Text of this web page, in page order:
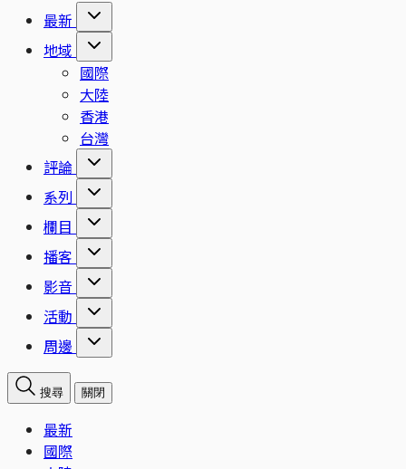
最新
地域
國際
大陸
香港
台灣
評論
系列
欄目
播客
影音
活動
周邊
搜尋 關閉
最新
國際